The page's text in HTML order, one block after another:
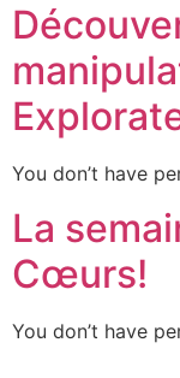
You don’t have
La
Cœurs!
You don’t have